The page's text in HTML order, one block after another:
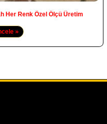
Her Renk Özel Ölçü Üretim
»